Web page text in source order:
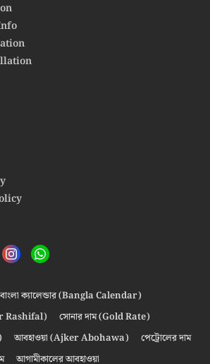
বাংলা ক্যালেন্ডার (Bangla Calendar)
Rashifal)
সোনার দাম (Gold Rate)
আবহাওয়া (Ajker Abohawa)
পেট্রোলের দাম
আগামীকালের আবহাওয়া